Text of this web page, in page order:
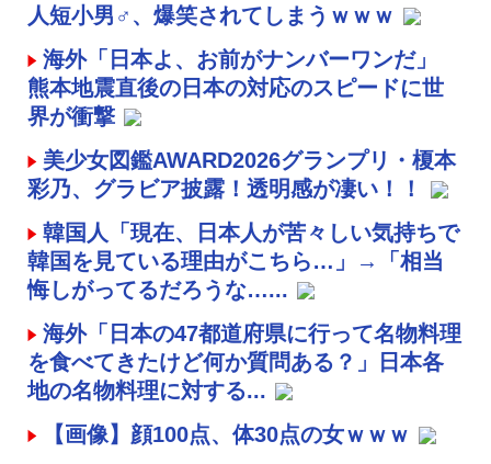
人短小男♂、爆笑されてしまうｗｗｗ
海外「日本よ、お前がナンバーワンだ」
熊本地震直後の日本の対応のスピードに世
界が衝撃
美少女図鑑AWARD2026グランプリ・榎本
彩乃、グラビア披露！透明感が凄い！！
韓国人「現在、日本人が苦々しい気持ちで
韓国を見ている理由がこちら…」→「相当
悔しがってるだろうな…...
海外「日本の47都道府県に行って名物料理
を食べてきたけど何か質問ある？」日本各
地の名物料理に対する...
【画像】顔100点、体30点の女ｗｗｗ